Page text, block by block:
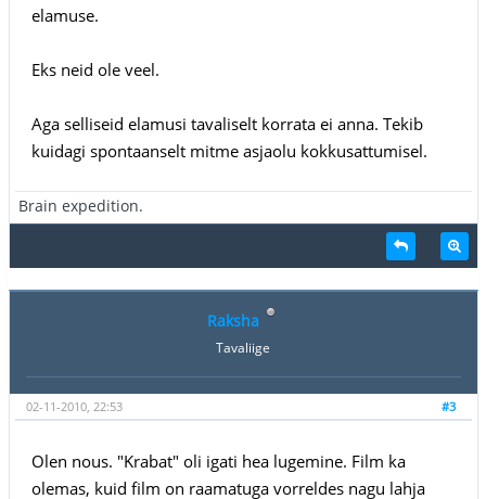
elamuse.
Eks neid ole veel.
Aga selliseid elamusi tavaliselt korrata ei anna. Tekib
kuidagi spontaanselt mitme asjaolu kokkusattumisel.
Brain expedition.
Raksha
Tavaliige
#3
02-11-2010, 22:53
Olen nous. "Krabat" oli igati hea lugemine. Film ka
olemas, kuid film on raamatuga vorreldes nagu lahja